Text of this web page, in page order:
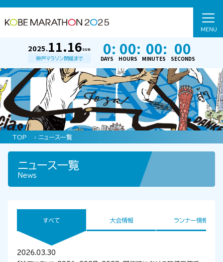
2025.11.16 SUN
神戸マラソン開催まで
0:
DAYS
00:
HOURS
00:
MINUTES
00
SECONDS
TOP › ニュース一覧
ニュース一覧
News
すべて 大会情報 ランナー情報
2026.03.30
MENU